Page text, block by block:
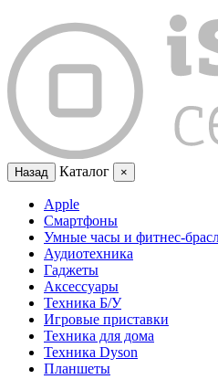
Назад Каталог ×
Apple
Смартфоны
Умные часы и фитнес-
Аудиотехника
Гаджеты
Аксессуары
Техника Б/У
Игровые приставки
Техника для дома
Техника Dyson
Планшеты